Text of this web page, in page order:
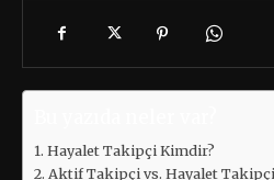
Hayalet Takipçi Kimdir?
Aktif Takipçi vs. Hayalet